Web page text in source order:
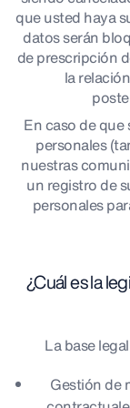
que usted haya
datos serán
de prescripción
la
En caso de
personales
nuestras
un registro de
personales
¿Cuál es la
La base
Gestión de